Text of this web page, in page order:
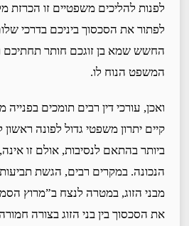
לפנות להליכים משפטיים זו הכרזת
לפתור את הסכסוך ביניכם בדרכי
החשש שמא בן זוגכם חותר תחתיכם
המשפט הנוח לו.
ואכן, עורכי דין רבים תומכים בפנייה
קיים יתרון משפטי גדול לפונה
ביותר בהתאם לנסיבות, אולם זו
הנכונה. במקרים רבים, הגשת
מבני הזוג, במטרה לנצח ב”מרוץ
את הסכסוך בין בני הזוג בצורה